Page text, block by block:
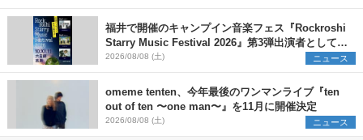
2026』早割チケット発売開始
福井で開催のキャンプイン音楽フェス『Rockroshi
Starry Music Festival 2026』第3弾出演者として
SCOOBIE DO、かりゆし58、Reiを発表
2026/08/08 (土) ニュース
omeme tenten、今年最後のワンマンライブ『ten
out of ten 〜one man〜』を11月に開催決定
2026/08/08 (土) ニュース